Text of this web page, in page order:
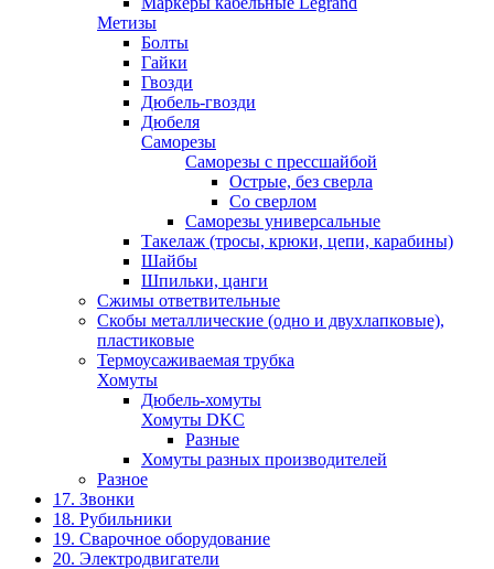
Метизы
Болты
Гайки
Гвозди
Дюбель-гвозди
Дюбеля
Саморезы
Саморезы с прессшайбой
Острые, без сверла
Со сверлом
Саморезы универсальные
Такелаж (тросы, крюки, цепи, карабины)
Шайбы
Шпильки, цанги
Сжимы ответвительные
Скобы металлические (одно и двухлапковые),
пластиковые
Термоусаживаемая трубка
Хомуты
Дюбель-хомуты
Хомуты DKC
Разные
Хомуты разных производителей
Разное
17. Звонки
18. Рубильники
19. Сварочное оборудование
20. Электродвигатели